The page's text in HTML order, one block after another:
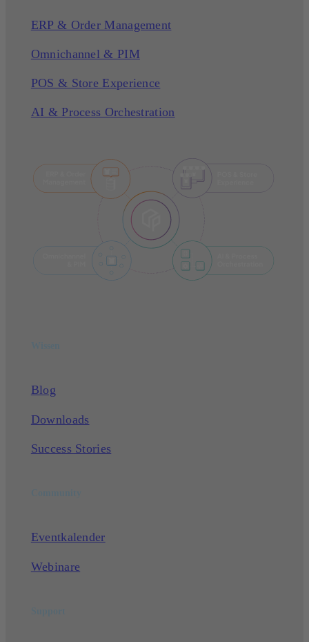
ERP & Order Management
Omnichannel & PIM
POS & Store Experience
AI & Process Orchestration
Blog
Downloads
Success Stories
Eventkalender
Webinare